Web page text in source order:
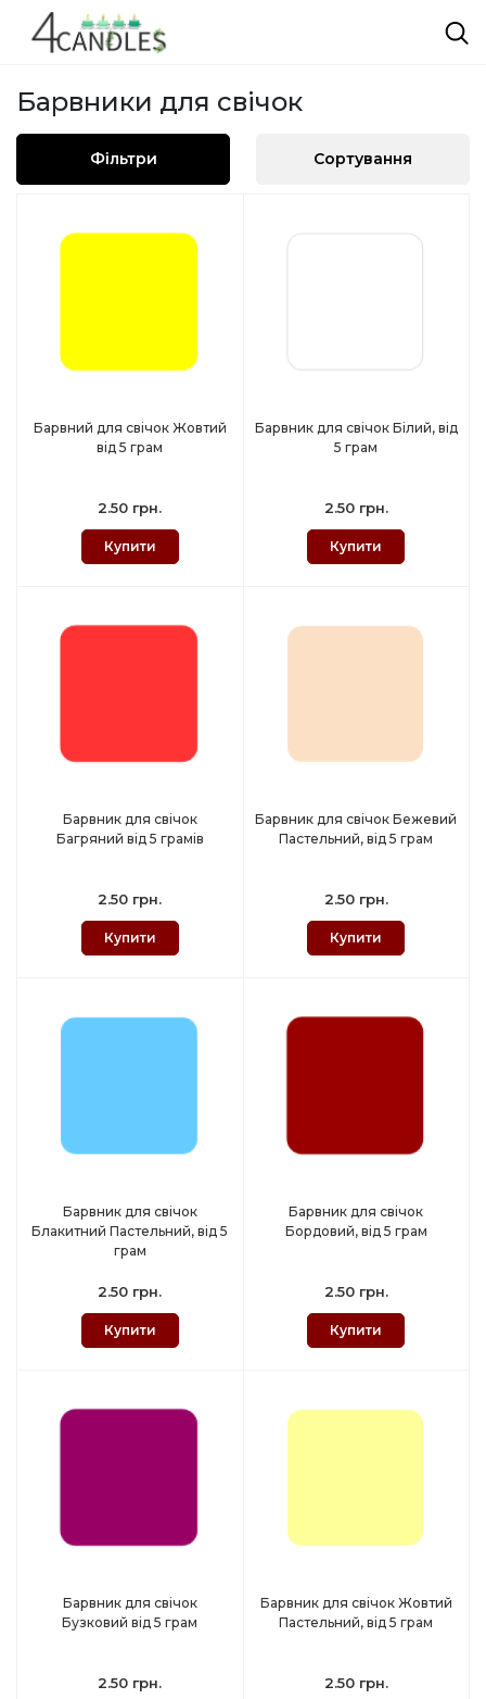
Барвники для свічок
Фільтри Сортування
Барвний для свічок Жовтий
від 5 грам
2.50 грн.
Купити
Барвник для свічок Білий, від
5 грам
2.50 грн.
Купити
Барвник для свічок
Багряний від 5 грамів
2.50 грн.
Купити
Барвник для свічок Бежевий
Пастельний, від 5 грам
2.50 грн.
Купити
Барвник для свічок
Блакитний Пастельний, від 5
грам
2.50 грн.
Купити
Барвник для свічок
Бордовий, від 5 грам
2.50 грн.
Купити
Барвник для свічок
Бузковий від 5 грам
2.50 грн.
Барвник для свічок Жовтий
Пастельний, від 5 грам
2.50 грн.